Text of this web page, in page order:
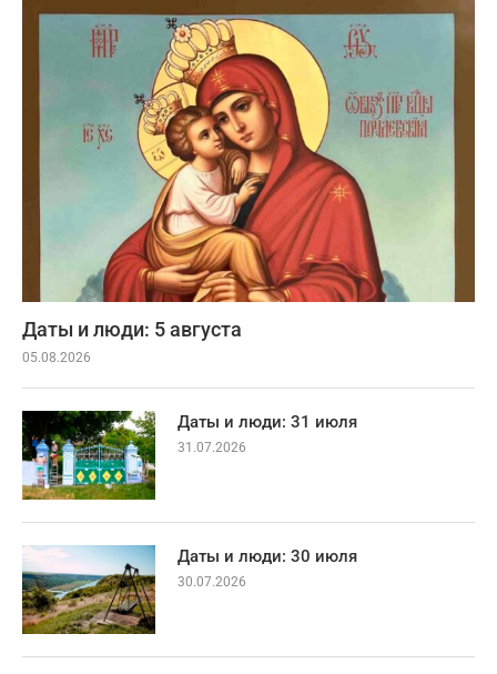
Даты и люди: 5 августа
05.08.2026
Даты и люди: 31 июля
31.07.2026
Даты и люди: 30 июля
30.07.2026